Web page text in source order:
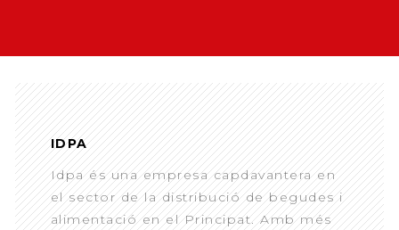
IDPA
Idpa és una empresa capdavantera en
el sector de la distribució de begudes i
alimentació en el Principat. Amb més